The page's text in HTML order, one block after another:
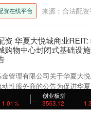
资在线平台 来源：合法配
资 华夏大悦城商业
购物中心封闭式基础设
管理有限公司关于华夏大
动性服务商的公告为促进华
以下简称：“华夏大....
资 来源：中国股票配资
1.01%
创业板指
3563.12